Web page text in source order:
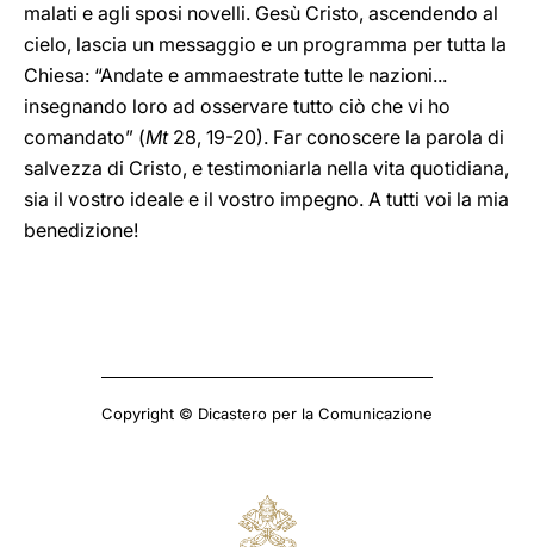
malati e agli sposi novelli. Gesù Cristo, ascendendo al
cielo, lascia un messaggio e un programma per tutta la
Chiesa: “Andate e ammaestrate tutte le nazioni...
insegnando loro ad osservare tutto ciò che vi ho
comandato” (Mt28, 19-20). Far conoscere la parola di
salvezza di Cristo, e testimoniarla nella vita quotidiana,
sia il vostro ideale e il vostro impegno. A tutti voi la mia
benedizione!
Copyright © Dicastero per la Comunicazione